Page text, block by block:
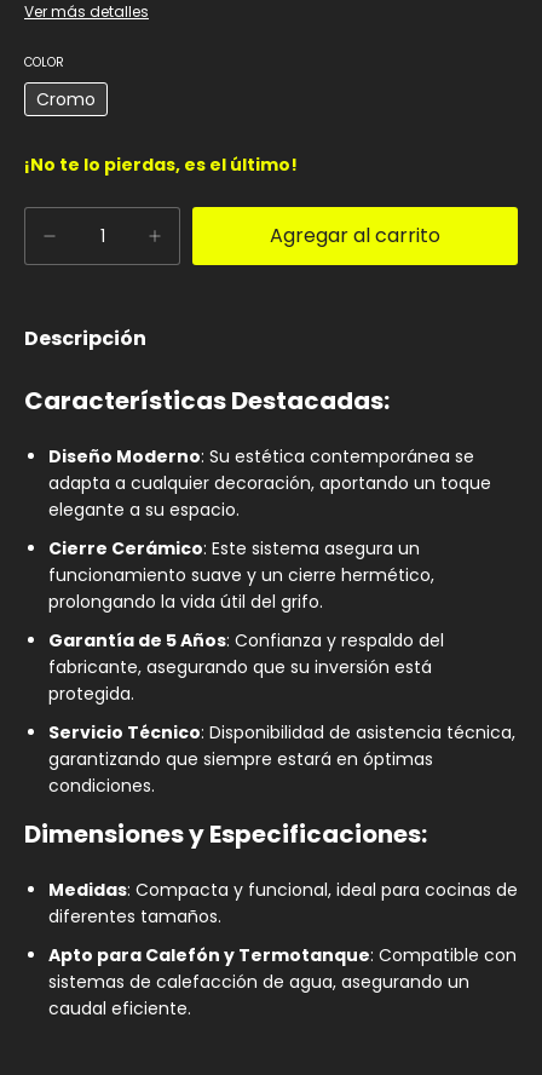
Ver más detalles
COLOR
Cromo
¡No te lo pierdas, es el último!
Descripción
Características Destacadas:
Diseño Moderno: Su estética contemporánea se
adapta a cualquier decoración, aportando un toque
elegante a su espacio.
Cierre Cerámico: Este sistema asegura un
funcionamiento suave y un cierre hermético,
prolongando la vida útil del grifo.
Garantía de 5 Años: Confianza y respaldo del
fabricante, asegurando que su inversión está
protegida.
Servicio Técnico: Disponibilidad de asistencia técnica,
garantizando que siempre estará en óptimas
condiciones.
Dimensiones y Especificaciones:
Medidas: Compacta y funcional, ideal para cocinas de
diferentes tamaños.
Apto para Calefón y Termotanque: Compatible con
sistemas de calefacción de agua, asegurando un
caudal eficiente.